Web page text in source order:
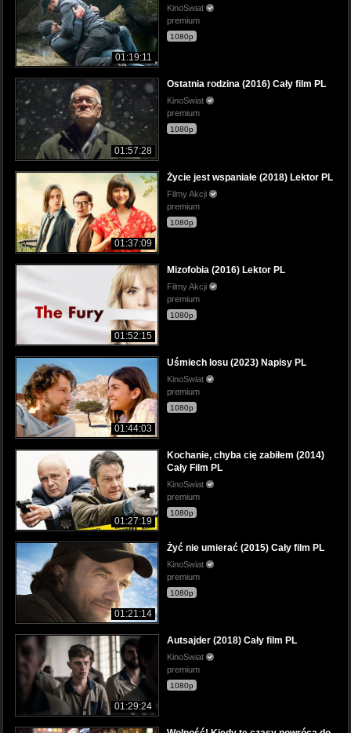
01:19:11
KinoSwiat
premium
1080p
01:57:28
Ostatnia rodzina (2016) Cały film PL
KinoSwiat
premium
1080p
01:37:09
Życie jest wspaniałe (2018) Lektor PL
Filmy Akcji
premium
1080p
01:52:15
Mizofobia (2016) Lektor PL
Filmy Akcji
premium
1080p
01:44:03
Uśmiech losu (2023) Napisy PL
KinoSwiat
premium
1080p
01:27:19
Kochanie, chyba cię zabiłem (2014)
Cały Film PL
KinoSwiat
premium
1080p
01:21:14
Żyć nie umierać (2015) Cały film PL
KinoSwiat
premium
1080p
01:29:24
Autsajder (2018) Cały film PL
KinoSwiat
premium
1080p